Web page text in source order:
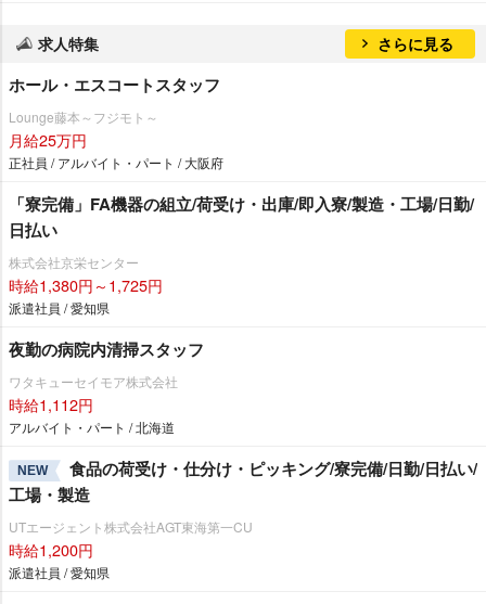
求人特集 さらに見る
ホール・エスコートスタッフ
Lounge藤本～フジモト～
月給25万円
正社員 / アルバイト・パート / 大阪府
「寮完備」FA機器の組立/荷受け・出庫/即入寮/製造・工場/日勤/
日払い
株式会社京栄センター
時給1,380円～1,725円
派遣社員 / 愛知県
夜勤の病院内清掃スタッフ
ワタキューセイモア株式会社
時給1,112円
アルバイト・パート / 北海道
NEW
食品の荷受け・仕分け・ピッキング/寮完備/日勤/日払い/
工場・製造
UTエージェント株式会社AGT東海第一CU
時給1,200円
派遣社員 / 愛知県